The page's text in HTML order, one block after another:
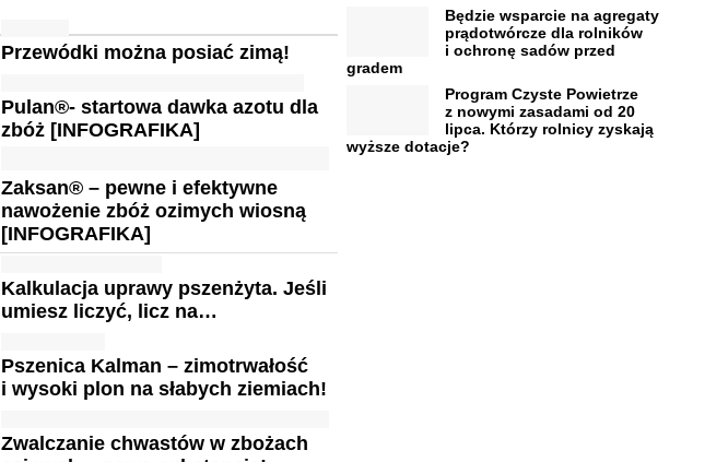
Przewódki można posiać zimą!
Pulan®- startowa dawka azotu dla
zbóż [INFOGRAFIKA]
Zaksan® – pewne i efektywne
nawożenie zbóż ozimych wiosną
[INFOGRAFIKA]
Kalkulacja uprawy pszenżyta. Jeśli
umiesz liczyć, licz na…
Pszenica Kalman – zimotrwałość
i wysoki plon na słabych ziemiach!
Zwalczanie chwastów w zbożach
Będzie wsparcie na agregaty
prądotwórcze dla rolników
i ochronę sadów przed
gradem
Program Czyste Powietrze
z nowymi zasadami od 20
lipca. Którzy rolnicy zyskają
wyższe dotacje?